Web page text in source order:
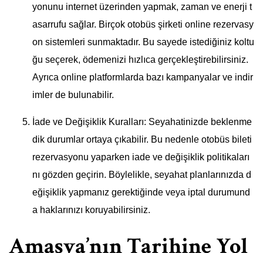
yonunu internet üzerinden yapmak, zaman ve enerji t
asarrufu sağlar. Birçok otobüs şirketi online rezervasy
on sistemleri sunmaktadır. Bu sayede istediğiniz koltu
ğu seçerek, ödemenizi hızlıca gerçekleştirebilirsiniz.
Ayrıca online platformlarda bazı kampanyalar ve indir
imler de bulunabilir.
İade ve Değişiklik Kuralları: Seyahatinizde beklenme
dik durumlar ortaya çıkabilir. Bu nedenle otobüs bileti
rezervasyonu yaparken iade ve değişiklik politikaları
nı gözden geçirin. Böylelikle, seyahat planlarınızda d
eğişiklik yapmanız gerektiğinde veya iptal durumund
a haklarınızı koruyabilirsiniz.
Amasya’nın Tarihine Yol